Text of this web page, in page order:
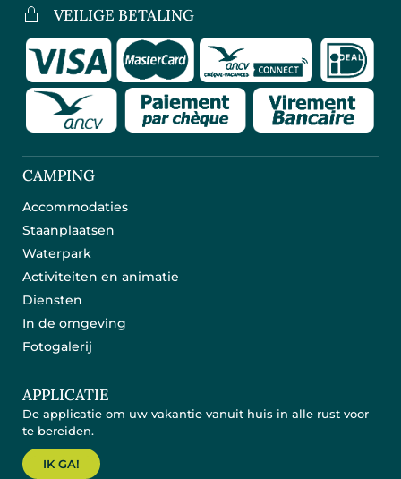
VEILIGE BETALING
CAMPING
Accommodaties
Staanplaatsen
Waterpark
Activiteiten en animatie
Diensten
In de omgeving
Fotogalerij
APPLICATIE
De applicatie om uw vakantie vanuit huis in alle rust voor
te bereiden.
IK GA!